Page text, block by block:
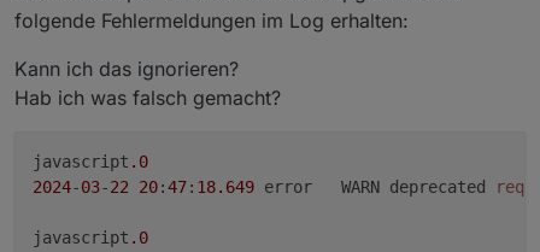
folgende Fehlermeldungen im Log erhalten:
Kann ich das ignorieren?
Hab ich was falsch gemacht?
javascript .0
2024-03-22 20:47: 18.649
	error	WARN deprecated
javascript .0